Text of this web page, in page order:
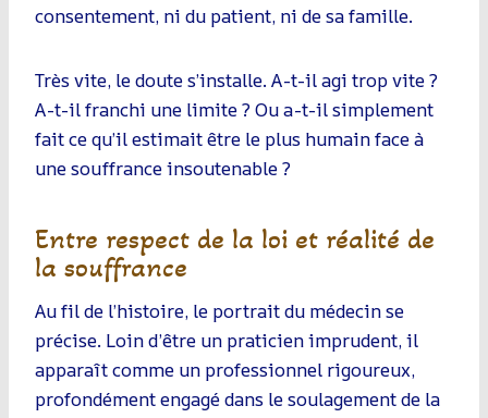
consentement, ni du patient, ni de sa famille.
Très vite, le doute s’installe. A-t-il agi trop vite ?
A-t-il franchi une limite ? Ou a-t-il simplement
fait ce qu’il estimait être le plus humain face à
une souffrance insoutenable ?
Entre respect de la loi et réalité de
la souffrance
Au fil de l’histoire, le portrait du médecin se
précise. Loin d’être un praticien imprudent, il
apparaît comme un professionnel rigoureux,
profondément engagé dans le soulagement de la